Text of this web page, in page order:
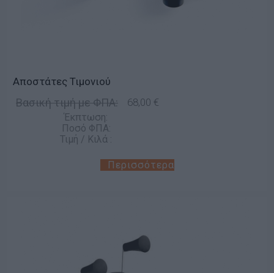
Αποστάτες Τιμονιού
Βασική τιμή με ΦΠΑ: 68,00 €
Έκπτωση:
Ποσό ΦΠΑ:
Τιμή / Κιλά :
Περισσότερα